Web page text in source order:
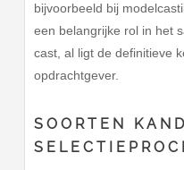
bijvoorbeeld bij
een belangrijke rol in het
cast, al ligt de definitieve
opdrachtgever.
SOORTEN